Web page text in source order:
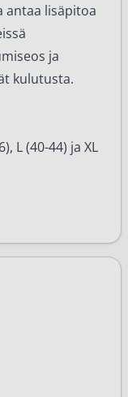
antaa lisäpitoa
ja
kulutusta.
L (40-44) ja XL